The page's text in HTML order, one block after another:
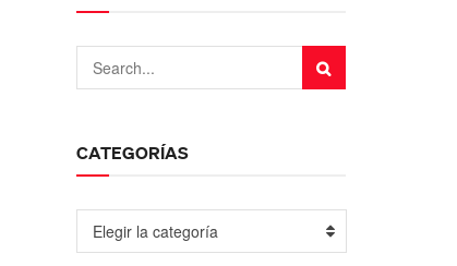
CATEGORÍAS
Elegir la categoría